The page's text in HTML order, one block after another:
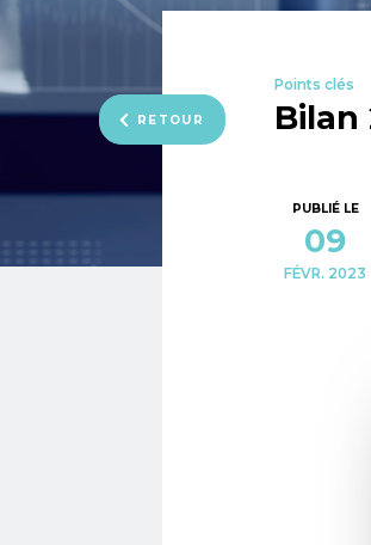
RETOUR
Points clés
PUBLIÉ LE
09
FÉVR. 2023